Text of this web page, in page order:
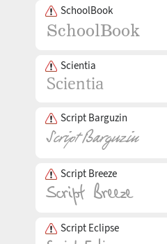
SchoolBook
Scientia
Script Barguzin
Script Breeze
Script Eclipse